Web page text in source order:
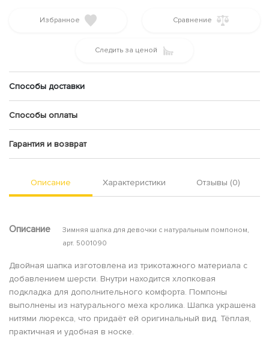
Избранное Сравнение
Следить за ценой
Способы доставки
Способы оплаты
Гарантия и возврат
Описание Характеристики Отзывы (0)
Описание
Зимняя шапка для девочки с натуральным помпоном,
арт. 5001090
Двойная шапка изготовлена из трикотажного материала с
добавлением шерсти. Внутри находится хлопковая
подкладка для дополнительного комфорта. Помпоны
выполнены из натурального меха кролика. Шапка украшена
нитями люрекса, что придаёт ей оригинальный вид. Тёплая,
практичная и удобная в носке.